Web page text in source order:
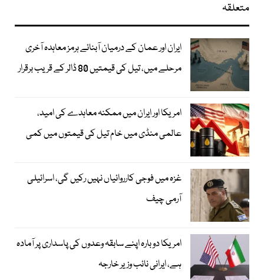
متعلقہ
ایران اور عمان کے درمیان آبنائے ہرمز معاہدہ آخری
مرحلے میں، تیل کی قیمتیں 80 ڈالر کے قریب برقرار
امریکا اور ایران میں ممکنہ معاہدے کی امید،
عالمی منڈی میں خام تیل کی قیمتوں میں کمی
غزہ میں فوجی کارروائیاں نہیں رکیں گی، اسرائیلی
آرمی چیف
امریکا دوبارہ اپنے سابقہ وعدوں کی پاسداری پر آمادہ
ہے، ایرانی نائب وزیر خارجہ